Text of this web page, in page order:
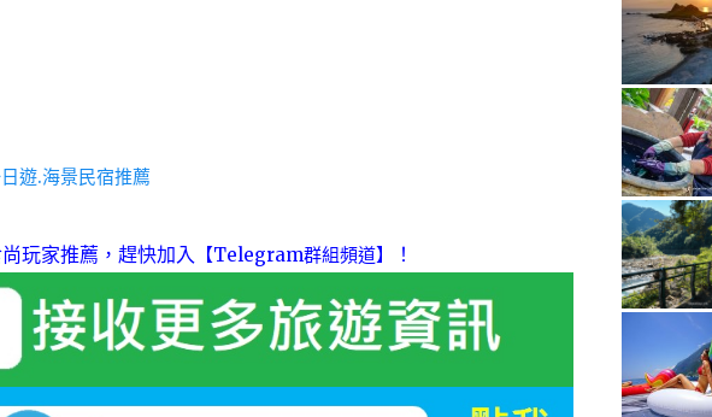
遊.海景民宿推薦
玩家推薦，趕快加入 【Telegram群組頻道】 ！